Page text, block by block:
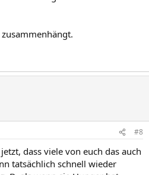
#8
dass viele von euch das auch
tatsächlich schnell wieder